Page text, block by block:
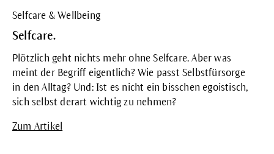
Selfcare & Wellbeing
Selfcare.
Plötzlich geht nichts mehr ohne Selfcare. Aber was
meint der Begriff eigentlich? Wie passt Selbstfürsorge
in den Alltag? Und: Ist es nicht ein bisschen egoistisch,
sich selbst derart wichtig zu nehmen?
Zum Artikel